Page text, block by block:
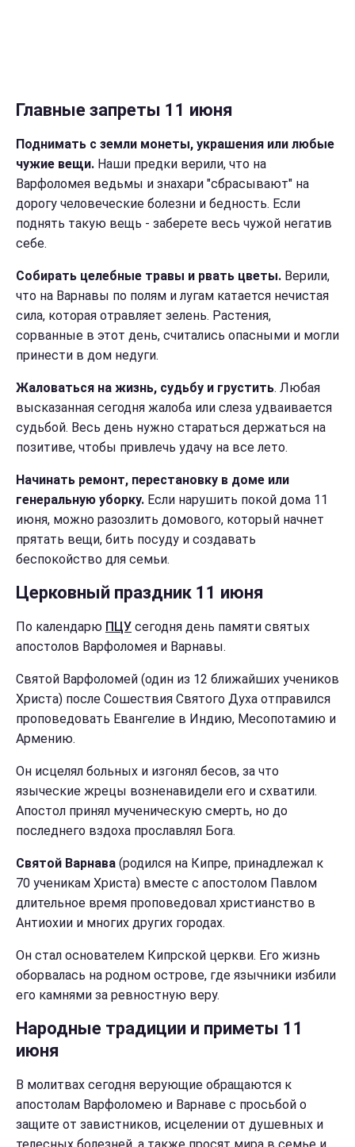
Главные запреты 11 июня
Поднимать с земли монеты, украшения или любые
чужие вещи. Наши предки верили, что на
Варфоломея ведьмы и знахари "сбрасывают" на
дорогу человеческие болезни и бедность. Если
поднять такую вещь - заберете весь чужой негатив
себе.
Собирать целебные травы и рвать цветы. Верили,
что на Варнавы по полям и лугам катается нечистая
сила, которая отравляет зелень. Растения,
сорванные в этот день, считались опасными и могли
принести в дом недуги.
Жаловаться на жизнь, судьбу и грустить. Любая
высказанная сегодня жалоба или слеза удваивается
судьбой. Весь день нужно стараться держаться на
позитиве, чтобы привлечь удачу на все лето.
Начинать ремонт, перестановку в доме или
генеральную уборку. Если нарушить покой дома 11
июня, можно разозлить домового, который начнет
прятать вещи, бить посуду и создавать
беспокойство для семьи.
Церковный праздник 11 июня
По календарю ПЦУ сегодня день памяти святых
апостолов Варфоломея и Варнавы.
Святой Варфоломей (один из 12 ближайших учеников
Христа) после Сошествия Святого Духа отправился
проповедовать Евангелие в Индию, Месопотамию и
Армению.
Он исцелял больных и изгонял бесов, за что
языческие жрецы возненавидели его и схватили.
Апостол принял мученическую смерть, но до
последнего вздоха прославлял Бога.
Святой Варнава (родился на Кипре, принадлежал к
70 ученикам Христа) вместе с апостолом Павлом
длительное время проповедовал христианство в
Антиохии и многих других городах.
Он стал основателем Кипрской церкви. Его жизнь
оборвалась на родном острове, где язычники избили
его камнями за ревностную веру.
Народные традиции и приметы 11
июня
В молитвах сегодня верующие обращаются к
апостолам Варфоломею и Варнаве с просьбой о
защите от завистников, исцелении от душевных и